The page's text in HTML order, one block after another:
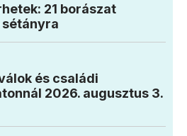
21 borászat
sétányra
és családi
2026. augusztus 3.